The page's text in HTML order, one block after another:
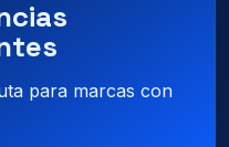
para marcas con